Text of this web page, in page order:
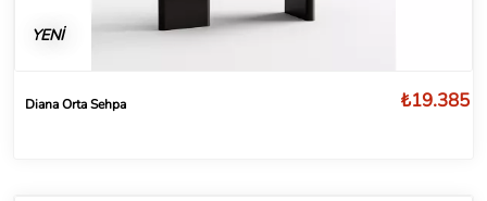
YENİ
Diana Orta Sehpa ₺19.385